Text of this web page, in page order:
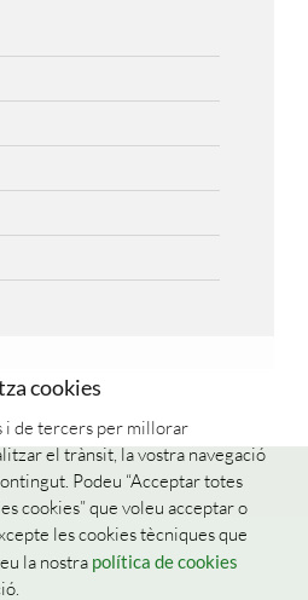
cookies
i de tercers per millorar
el trànsit, la vostra navegació
Podeu “Acceptar totes
cookies” que voleu acceptar o
les cookies tècniques que
la nostra política de cookies